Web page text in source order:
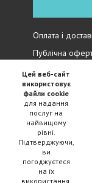
Оплата і
Публічна
Iнтернет
Цей веб-сайт
використовує
файли cookie
для надання
послуг на
найвищому
рівні.
Підтверджуючи,
ви
погоджуєтеся
на їх
використання.